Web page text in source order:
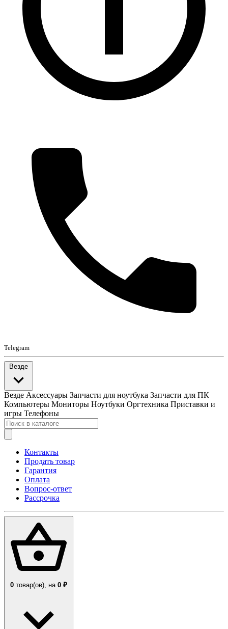
Telegram
Везде
Везде Аксессуары Запчасти для ноутбука Запчасти для ПК
Компьютеры Мониторы Ноутбуки Оргтехника Приставки и
игры Телефоны
Контакты
Продать товар
Гарантия
Оплата
Вопрос-ответ
Рассрочка
0 товар(ов), на 0 ₽